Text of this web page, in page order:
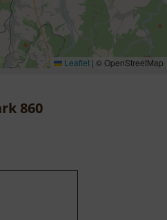
Leaflet | © OpenStreetMap
860